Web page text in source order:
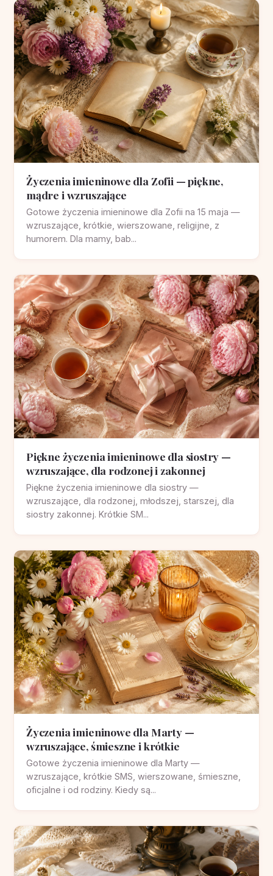
Życzenia imieninowe dla Zofii — piękne,
mądre i wzruszające
Gotowe życzenia imieninowe dla Zofii na 15 maja —
wzruszające, krótkie, wierszowane, religijne, z
humorem. Dla mamy, bab...
Piękne życzenia imieninowe dla siostry —
wzruszające, dla rodzonej i zakonnej
Piękne życzenia imieninowe dla siostry —
wzruszające, dla rodzonej, młodszej, starszej, dla
siostry zakonnej. Krótkie SM...
Życzenia imieninowe dla Marty —
wzruszające, śmieszne i krótkie
Gotowe życzenia imieninowe dla Marty —
wzruszające, krótkie SMS, wierszowane, śmieszne,
oficjalne i od rodziny. Kiedy są...